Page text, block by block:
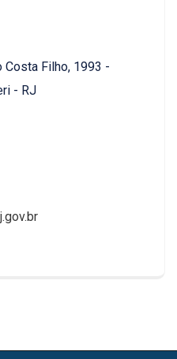
Costa Filho, 1993 -
- RJ